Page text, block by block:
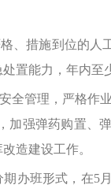
措施到位的人
置能力，年内至
管理，严格作
强弹药购置、
造建设工作。
班形式，在5